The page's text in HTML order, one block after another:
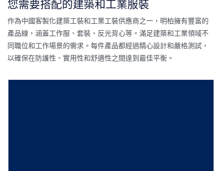
您需要搭配的建築和工業服裝
作為中國客製化建築工裝和工業工裝供應商之一，明柏擁有豐富的
產品線，涵蓋工作服、套裝、反光背心等。滿足建築和工業領域不
同職位和工作場景的需求。每件產品都經過精心設計和嚴格測試，
以確保在防護性、實用性和舒適性之間達到最佳平衡。